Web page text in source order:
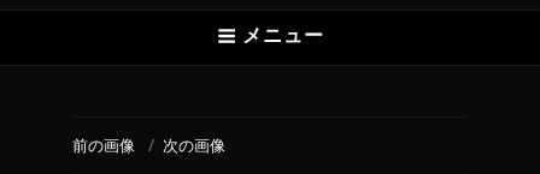
メニュー
前の画像 次の画像